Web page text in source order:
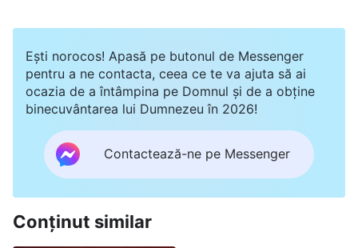
Ești norocos! Apasă pe butonul de Messenger
pentru a ne contacta, ceea ce te va ajuta să ai
ocazia de a întâmpina pe Domnul și de a obține
binecuvântarea lui Dumnezeu în 2026!
Contactează-ne pe Messenger
Conținut similar